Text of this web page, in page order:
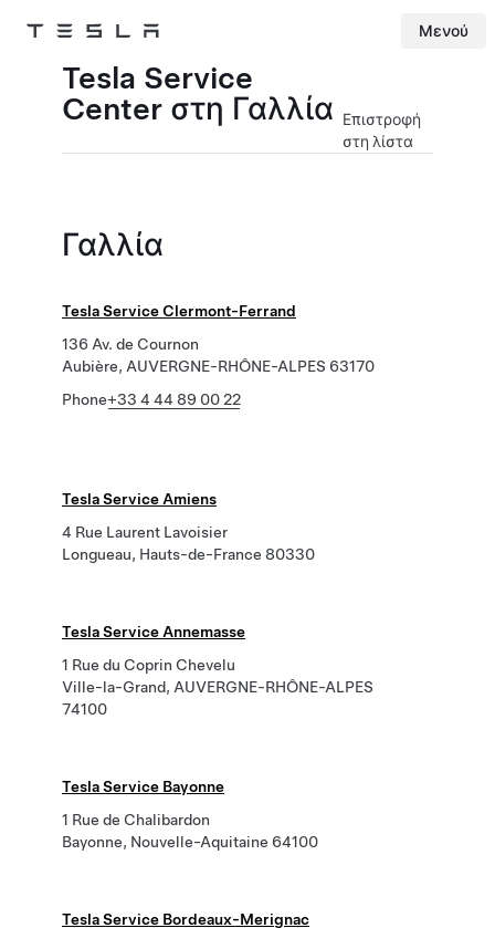
Tesla Μενού
Tesla Service
Center στη Γαλλία
Επιστροφή
στη λίστα
Γαλλία
Tesla Service Clermont-Ferrand
136 Av. de Cournon
Aubière, AUVERGNE-RHÔNE-ALPES 63170
Phone+33 4 44 89 00 22
Tesla Service Amiens
4 Rue Laurent Lavoisier
Longueau, Hauts-de-France 80330
Tesla Service Annemasse
1 Rue du Coprin Chevelu
Ville-la-Grand, AUVERGNE-RHÔNE-ALPES
74100
Tesla Service Bayonne
1 Rue de Chalibardon
Bayonne, Nouvelle-Aquitaine 64100
Tesla Service Bordeaux-Merignac